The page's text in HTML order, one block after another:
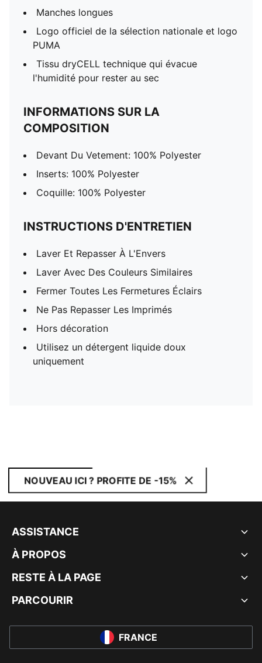
Manches longues
Logo officiel de la sélection nationale et logo
PUMA
Tissu dryCELL technique qui évacue
l'humidité pour rester au sec
INFORMATIONS SUR LA
COMPOSITION
Devant Du Vetement: 100% Polyester
Inserts: 100% Polyester
Coquille: 100% Polyester
INSTRUCTIONS D'ENTRETIEN
Laver Et Repasser À L'Envers
Laver Avec Des Couleurs Similaires
Fermer Toutes Les Fermetures Éclairs
Ne Pas Repasser Les Imprimés
Hors décoration
Utilisez un détergent liquide doux
uniquement
NOUVEAU ICI ? PROFITE DE -15%
ASSISTANCE
À PROPOS
RESTE À LA PAGE
PARCOURIR
FRANCE